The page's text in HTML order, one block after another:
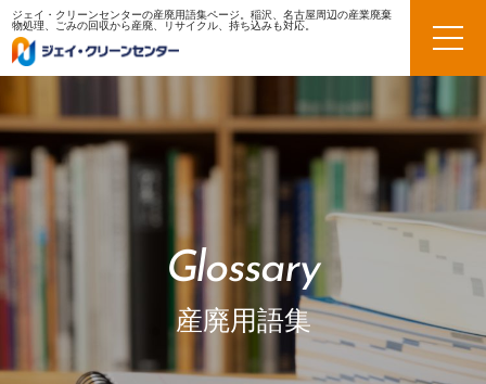
ジェイ・クリーンセンターの産廃用語集ページ。稲沢、名古屋周辺の産業廃棄
物処理、ごみの回収から産廃、リサイクル、持ち込みも対応。
Glossary
産廃用語集